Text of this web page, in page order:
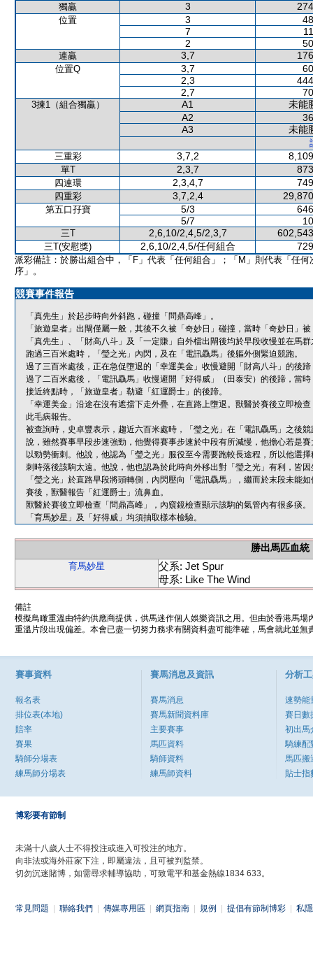
獨贏
3
位置 3
7
2
連贏 3,7
位置Q 3,7
2,3
2,7
3揀1（組合獨贏） A1
未能
A2
A3
未能
三重彩
3,7,2
單T 2,3,7
四連環 2,3,4,7
四重彩 3,7,2,4
第五口孖寶 5/3
5/7
三T 2,6,10/2,4,5/2,3,7
三T(安慰獎) 2,6,10/2,4,5/任何組合
派彩備註：於勝出組合中，「F」代表「任何組合」；「M」則代表「任何
序」。
競賽事件報告
「真先生」於起步時向外斜跑，碰撞「問鼎高峰」。
「旅遊皇者」出閘僅屬一般，其後不久被「奇妙日」碰撞，當時「奇妙日」
「真先生」、「財高八斗」及「一定賺」自外檔出閘後均於早段收慢並在馬
跑過三百米處時，「瑩之光」內閃，及在「電訊驫馬」後軀外側緊迫競跑。
過了三百米處後，正在急促墮退的「幸運美金」收慢避開「財高八斗」的後
過了二百米處後，「電訊驫馬」收慢避開「好得威」（田泰安）的後蹄，當
接近終點時，「旅遊皇者」勒避「紅運爵士」的後蹄。
「幸運美金」沿途在沒有遮擋下走外疊，在直路上墮退。獸醫於賽後立即檢
此毛病報告。
被查詢時，史卓豐表示，趨近六百米處時，「瑩之光」在「電訊驫馬」之後
說，雖然賽事早段步速強勁，他覺得賽事步速於中段有所減慢，他擔心若是
以勁勢衝刺。他說，他認為「瑩之光」服役至今需要跑較長途程，所以他選
刺時落後該駒太遠。他說，他也認為於此時向外移出對「瑩之光」有利，皆
「瑩之光」於直路早段將頭轉側，內閃壓向「電訊驫馬」，繼而於末段未能
賽後，獸醫報告「紅運爵士」流鼻血。
獸醫於賽後立即檢查「問鼎高峰」，內窺鏡檢查顯示該駒的氣管內有很多痰。
「育馬妙星」及「好得威」均須抽取樣本檢驗。
勝出馬匹血統
育馬妙星
父系: Jet Spur
母系: Like The Wind
備註
模擬鳥瞰重溫由特約供應商提供，供馬迷作個人娛樂資訊之用。但由於香港馬
重溫片段出現偏差。本會已盡一切努力務求有關資料盡可能準確，馬會就此並
賽事資料
報名表
排位表(本地)
賠率
賽果
騎師分場表
練馬師分場表
賽馬消息及資訊
賽馬消息
賽馬新聞資料庫
主要賽事
馬匹資料
騎師資料
練馬師資料
分析
速勢能
賽日數
初出馬
騎練配
馬匹搬
貼士指
博彩要有節制
未滿十八歲人士不得投注或進入可投注的地方。
向非法或海外莊家下注，即屬違法，且可被判監禁。
切勿沉迷賭博，如需尋求輔導協助，可致電平和基金熱線1834 633。
常見問題 聯絡我們 傳媒專用區 網頁指南 規例 提倡有節制博彩 私